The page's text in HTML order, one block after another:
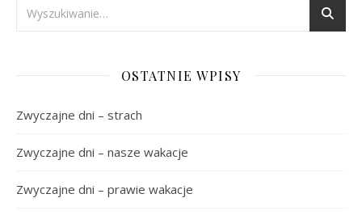
OSTATNIE WPISY
Zwyczajne dni – strach
Zwyczajne dni – nasze wakacje
Zwyczajne dni – prawie wakacje